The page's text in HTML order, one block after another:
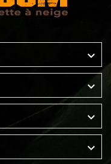



